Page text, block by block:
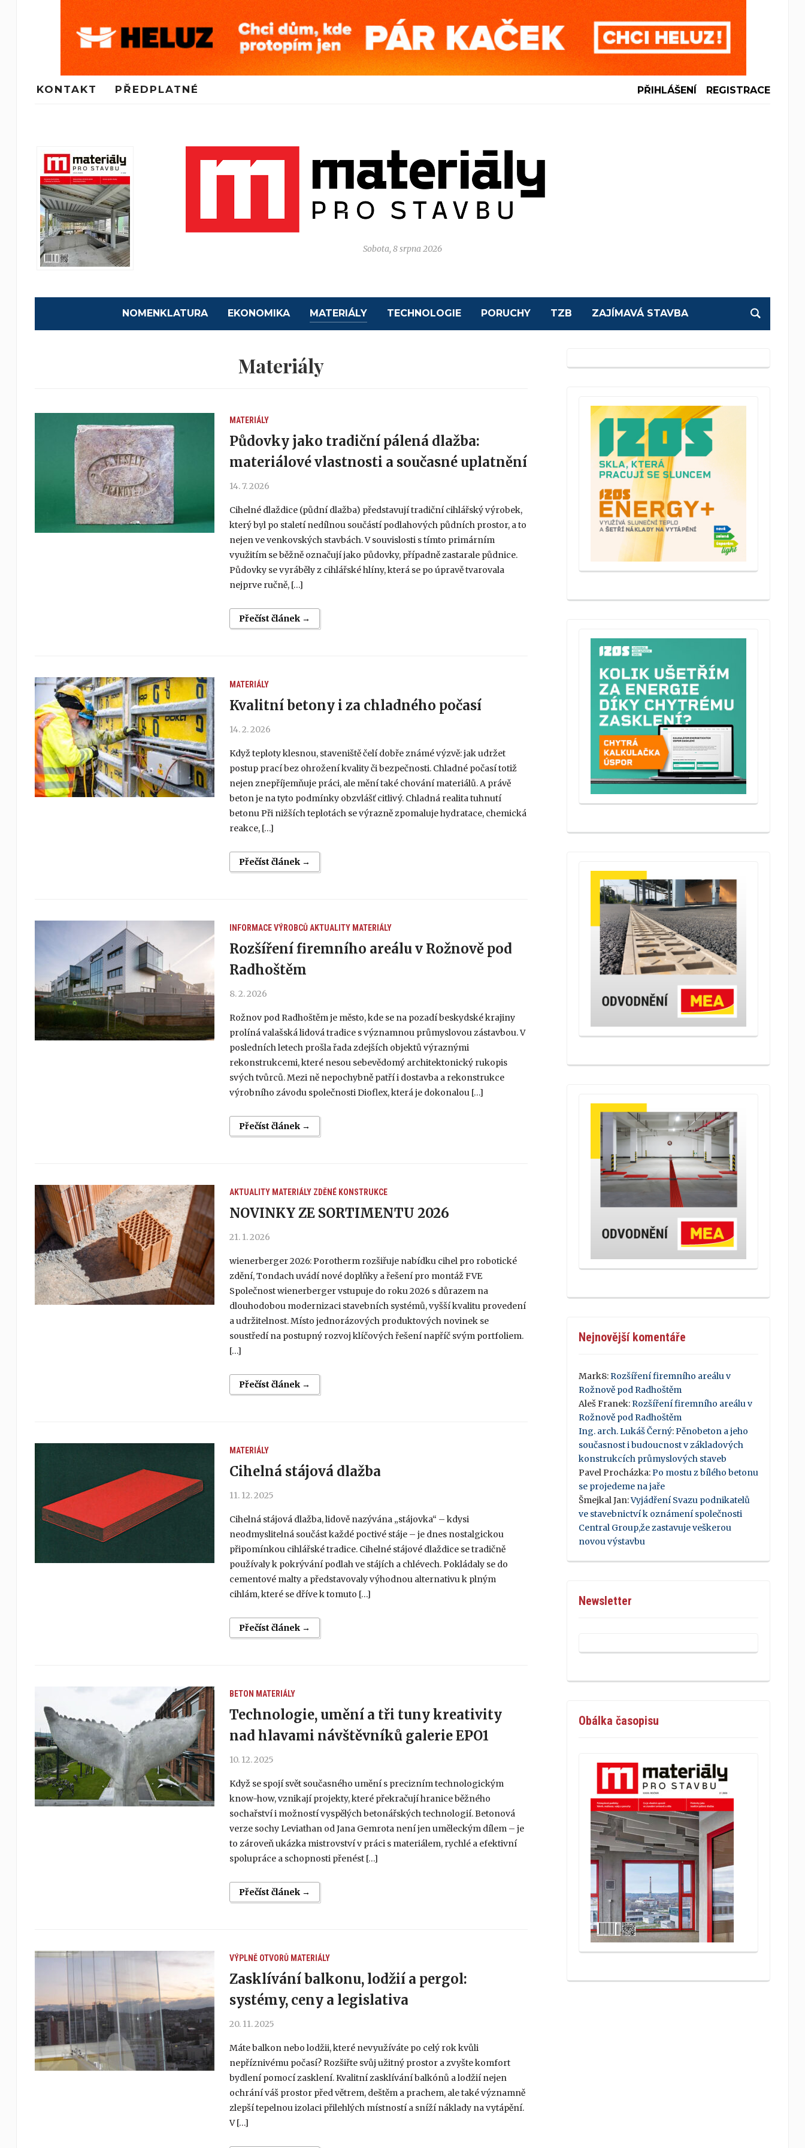
KONTAKT PŘEDPLATNÉ PŘIHLÁŠENÍ REGISTRACE
Sobota, 8 srpna 2026
NOMENKLATURA EKONOMIKA MATERIÁLY TECHNOLOGIE PORUCHY TZB ZAJÍMAVÁ STAVBA
Materiály
MATERIÁLY
Půdovky jako tradiční pálená dlažba:
materiálové vlastnosti a současné uplatnění
14. 7. 2026
Cihelné dlaždice (půdní dlažba) představují tradiční cihlářský výrobek,
který byl po staletí nedílnou součástí podlahových půdních prostor, a to
nejen ve venkovských stavbách. V souvislosti s tímto primárním
využitím se běžně označují jako půdovky, případně zastarale půdnice.
Půdovky se vyráběly z cihlářské hlíny, která se po úpravě tvarovala
nejprve ručně, […]
Přečíst článek →
MATERIÁLY
Kvalitní betony i za chladného počasí
14. 2. 2026
Když teploty klesnou, staveniště čelí dobře známé výzvě: jak udržet
postup prací bez ohrožení kvality či bezpečnosti. Chladné počasí totiž
nejen znepříjemňuje práci, ale mění také chování materiálů. A právě
beton je na tyto podmínky obzvlášť citlivý. Chladná realita tuhnutí
betonu Při nižších teplotách se výrazně zpomaluje hydratace, chemická
reakce, […]
Přečíst článek →
INFORMACE VÝROBCŮAKTUALITY MATERIÁLY
Rozšíření firemního areálu v Rožnově pod
Radhoštěm
8. 2. 2026
Rožnov pod Radhoštěm je město, kde se na pozadí beskydské krajiny
prolíná valašská lidová tradice s významnou průmyslovou zástavbou. V
posledních letech prošla řada zdejších objektů výraznými
rekonstrukcemi, které nesou sebevědomý architektonický rukopis
svých tvůrců. Mezi ně nepochybně patří i dostavba a rekonstrukce
výrobního závodu společnosti Dioflex, která je dokonalou […]
Přečíst článek →
AKTUALITY MATERIÁLY ZDĚNÉ KONSTRUKCE
NOVINKY ZE SORTIMENTU 2026
21. 1. 2026
wienerberger 2026: Porotherm rozšiřuje nabídku cihel pro robotické
zdění, Tondach uvádí nové doplňky a řešení pro montáž FVE
Společnost wienerberger vstupuje do roku 2026 s důrazem na
dlouhodobou modernizaci stavebních systémů, vyšší kvalitu provedení
a udržitelnost. Místo jednorázových produktových novinek se
soustředí na postupný rozvoj klíčových řešení napříč svým portfoliem.
[…]
Přečíst článek →
MATERIÁLY
Cihelná stájová dlažba
11. 12. 2025
Cihelná stájová dlažba, lidově nazývána „stájovka“ – kdysi
neodmyslitelná součást každé poctivé stáje – je dnes nostalgickou
připomínkou cihlářské tradice. Cihelné stájové dlaždice se tradičně
používaly k pokrývání podlah ve stájích a chlévech. Pokládaly se do
cementové malty a představovaly výhodnou alternativu k plným
cihlám, které se dříve k tomuto […]
Přečíst článek →
BETON MATERIÁLY
Technologie, umění a tři tuny kreativity
nad hlavami návštěvníků galerie EPO1
10. 12. 2025
Když se spojí svět současného umění s precizním technologickým
know-how, vznikají projekty, které překračují hranice běžného
sochařství i možností vyspělých betonářských technologií. Betonová
verze sochy Leviathan od Jana Gemrota není jen uměleckým dílem – je
to zároveň ukázka mistrovství v práci s materiálem, rychlé a efektivní
spolupráce a schopnosti přenést […]
Přečíst článek →
VÝPLNĚ OTVORŮ MATERIÁLY
Zasklívání balkonu, lodžií a pergol:
systémy, ceny a legislativa
20. 11. 2025
Máte balkon nebo lodžii, které nevyužíváte po celý rok kvůli
nepříznivému počasí? Rozšiřte svůj užitný prostor a zvyšte komfort
bydlení pomocí zasklení. Kvalitní zasklívání balkónů a lodžií nejen
ochrání váš prostor před větrem, deštěm a prachem, ale také významně
zlepší tepelnou izolaci přilehlých místností a sníží náklady na vytápění.
V […]
Nejnovější komentáře
Mark8:Rozšíření firemního areálu v
Rožnově pod Radhoštěm
Aleš Franek:Rozšíření firemního areálu v
Rožnově pod Radhoštěm
Ing. arch. Lukáš Černý:Pěnobeton a jeho
současnost i budoucnost v základových
konstrukcích průmyslových staveb
Pavel Procházka:Po mostu z bílého betonu
se projedeme na jaře
Šmejkal Jan:Vyjádření Svazu podnikatelů
ve stavebnictví k oznámení společnosti
Central Group,že zastavuje veškerou
novou výstavbu
Newsletter
Obálka časopisu